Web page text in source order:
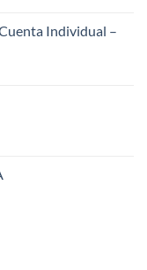
Individual –